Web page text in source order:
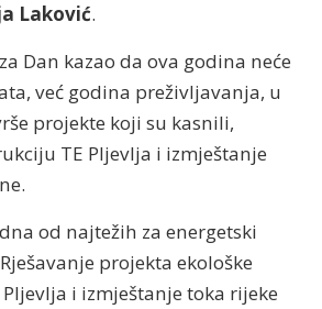
Laković.
Dan kazao da ova godina neće
već godina preživljavanja, u
projekte koji su kasnili,
TE Pljevlja i izmještanje
od najtežih za energetski
projekta ekološke
i izmještanje toka rijeke